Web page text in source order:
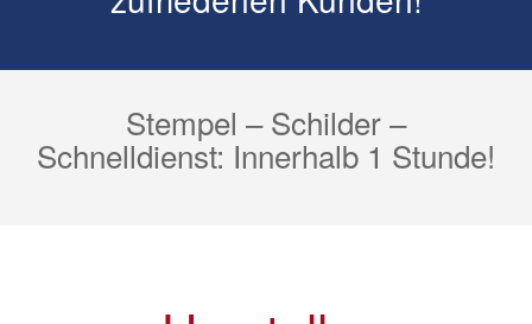
Stempel – Schilder –
Schnelldienst: Innerhalb 1 Stunde!